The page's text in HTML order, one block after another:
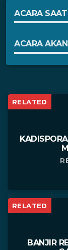
ACARA
ACARA
RELATED
RELATED
BANJIR